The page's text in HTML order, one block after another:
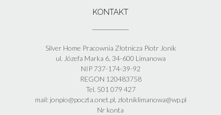
KONTAKT
Silver Home Pracownia Złotnicza Piotr Jonik
ul. Józefa Marka 6, 34-600 Limanowa
NIP 737-174-39-92
REGON 120483758
Tel. 501 079 427
mail: jonpio@poczta.onet.pl, zlotniklimanowa@wp.pl
Nr konta